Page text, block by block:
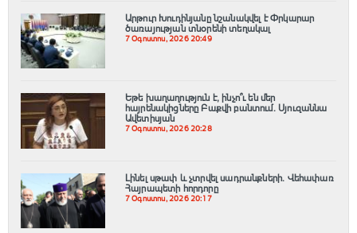
Արթուր Խուդինյանը նշանակվել է Փրկարար
ծառայության տնօրենի տեղակալ
7 Օգոստոս, 2026 20:49
Եթե խաղաղություն է, ինչո՞ւ են մեր
հայրենակիցները Բաքվի բանտում. Սյուզաննա
Ավետիսյան
7 Օգոստոս, 2026 20:28
Լինել սթափ և չտրվել սադրանքների․ Վեհափառ
Հայրապետի հորդորը
7 Օգոստոս, 2026 20:17